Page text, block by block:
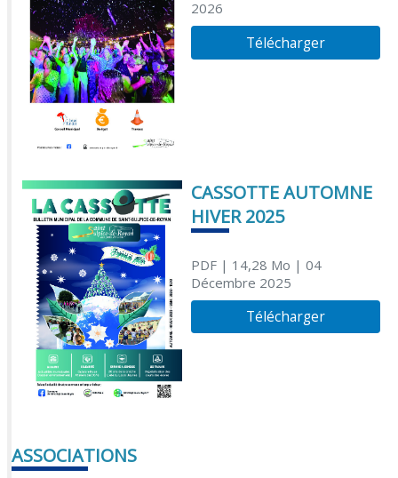
2026
Télécharger
CASSOTTE AUTOMNE
HIVER 2025
PDF| 14,28 Mo | 04
Décembre 2025
Télécharger
ASSOCIATIONS